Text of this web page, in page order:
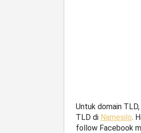
Untuk domain
TLD di Namesilo.
follow Facebook